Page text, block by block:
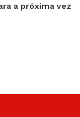
a próxima vez